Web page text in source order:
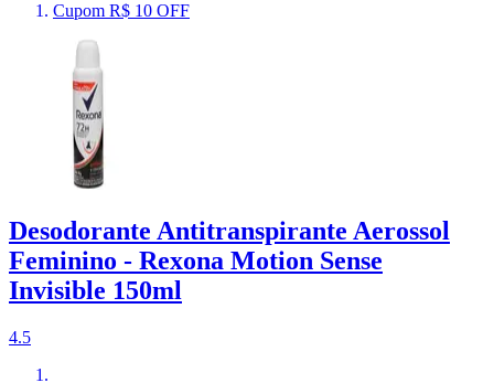
Cupom R$ 10 OFF
Desodorante Antitranspirante Aerossol
Feminino - Rexona Motion Sense
Invisible 150ml
4.5